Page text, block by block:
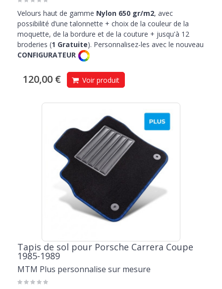
Velours haut de gamme Nylon 650 gr/m2, avec
possibilité d’une talonnette + choix de la couleur de la
moquette, de la bordure et de la couture + jusqu'à 12
broderies (1 Gratuite). Personnalisez-les avec le nouveau
CONFIGURATEUR
120,00 € Voir produit
Tapis de sol pour Porsche Carrera Coupe
1985-1989
MTM Plus personnalise sur mesure